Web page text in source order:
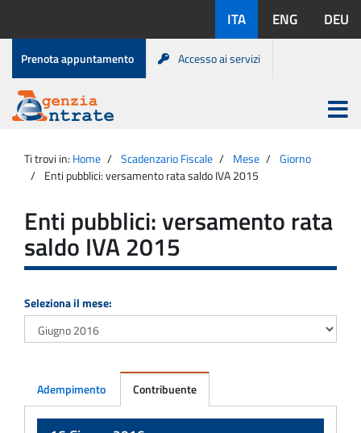
contenuto
disponibili:
ITA ENG DEU
Menu
di
servizio
Prenota appuntamento Accesso ai servizi
Agenzia
Entrate
Apri
menu
principale
Ti trovi in: Home Scadenzario Fiscale Mese
Giorno
Enti pubblici: versamento rata saldo IVA 2015
Enti pubblici: versamento rata
saldo IVA 2015
Seleziona il mese:
Adempimento Contribuente